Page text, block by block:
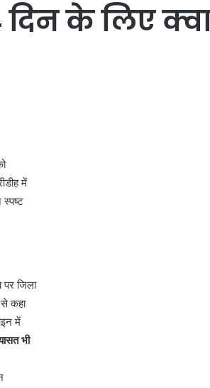
दिन के लिए
में
स्पष्ट
जिला
कहा
में
भी